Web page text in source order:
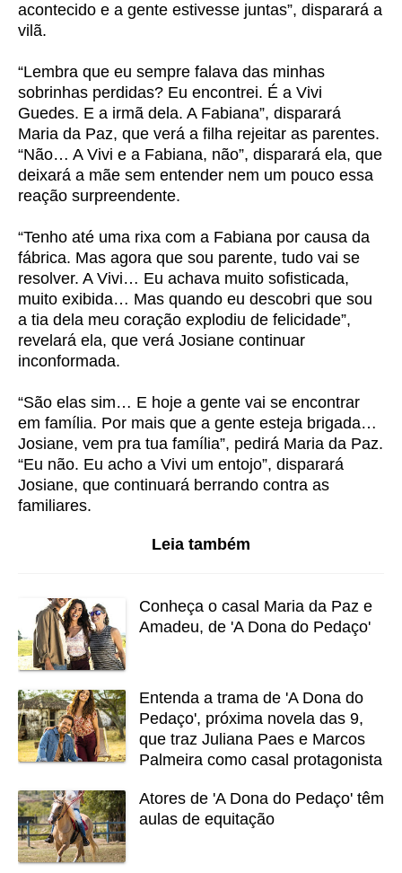
acontecido e a gente estivesse juntas”, disparará a
vilã.
“Lembra que eu sempre falava das minhas
sobrinhas perdidas? Eu encontrei. É a Vivi
Guedes. E a irmã dela. A Fabiana”, disparará
Maria da Paz, que verá a filha rejeitar as parentes.
“Não… A Vivi e a Fabiana, não”, disparará ela, que
deixará a mãe sem entender nem um pouco essa
reação surpreendente.
“Tenho até uma rixa com a Fabiana por causa da
fábrica. Mas agora que sou parente, tudo vai se
resolver. A Vivi… Eu achava muito sofisticada,
muito exibida… Mas quando eu descobri que sou
a tia dela meu coração explodiu de felicidade”,
revelará ela, que verá Josiane continuar
inconformada.
“São elas sim… E hoje a gente vai se encontrar
em família. Por mais que a gente esteja brigada…
Josiane, vem pra tua família”, pedirá Maria da Paz.
“Eu não. Eu acho a Vivi um entojo”, disparará
Josiane, que continuará berrando contra as
familiares.
Leia também
Conheça o casal Maria da Paz e
Amadeu, de 'A Dona do Pedaço'
Entenda a trama de 'A Dona do
Pedaço', próxima novela das 9,
que traz Juliana Paes e Marcos
Palmeira como casal protagonista
Atores de 'A Dona do Pedaço' têm
aulas de equitação